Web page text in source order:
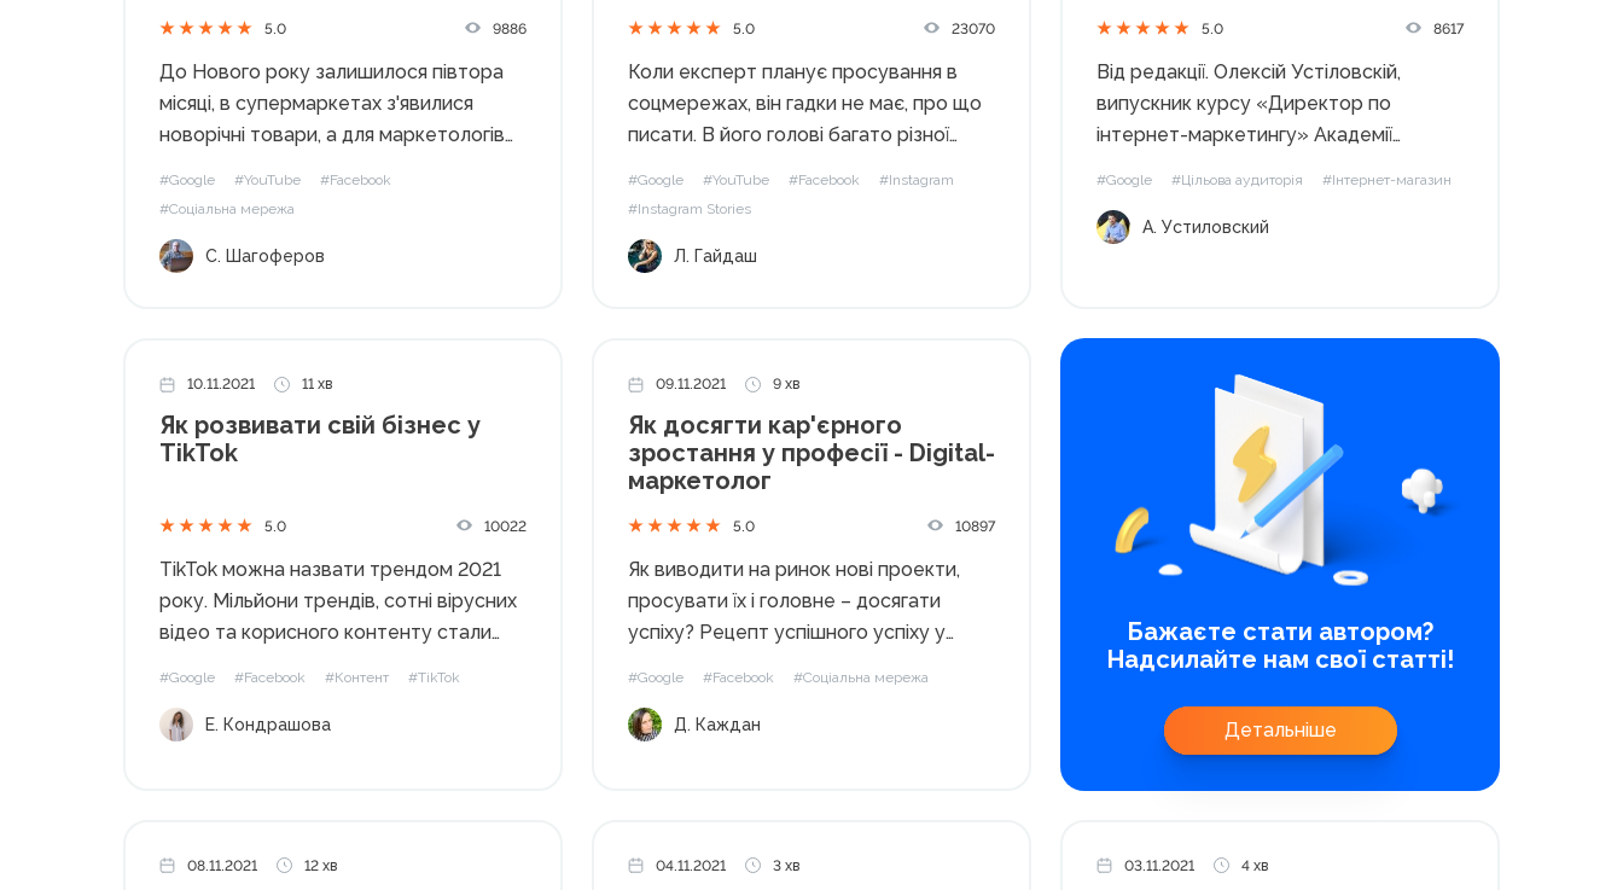
5.0 9886
До Нового року залишилося півтора
місяці, в супермаркетах з'явилися
новорічні товари, а для маркетологів
маркетинг Контент – досі король
#Google #YouTube
#Facebook
#Соціальна мережа
С. Шагоферов
5.0 23070
Коли експерт планує просування в
соцмережах, він гадки не має, про що
писати. В його голові багато різної
перетворитися на «вікіпедію», де
#Google #YouTube #Facebook
#Instagram
#Instagram Stories
Л. Гайдаш
5.0 8617
Від редакції. Олексій Устіловскій,
випускник курсу «Директор по
інтернет-маркетингу» Академії
маркетингу з нуля, запуску нових
Лояльність та...
#Google #Цільова аудиторія #Інтернет-магазин
А. Устиловский
10.11.2021 11 хв
Як розвивати свій бізнес у
TikTok
5.0 10022
TikTok можна назвати трендом 2021
року. Мільйони трендів, сотні вірусних
відео та корисного контенту стали
артисти та навіть бізнес-компанії. Тут
#Google #Facebook #Контент #TikTok
Е. Кондрашова
09.11.2021 9 хв
Як досягти кар'єрного
зростання у професії - Digital-
маркетолог
5.0 10897
Як виводити на ринок нові проекти,
просувати їх і головне – досягати
успіху? Рецепт успішного успіху у
допоможемо вам створити свою
#Google #Facebook #Соціальна мережа
Д. Каждан
Бажаєте стати автором?
Надсилайте нам свої статті!
Детальніше
08.11.2021 12 хв 04.11.2021 3 хв 03.11.2021 4 хв